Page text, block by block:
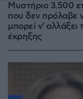
Μυστήριο 3.500
που δεν πρόλαβε
μπορεί ν' αλλάξει
έκρηξης